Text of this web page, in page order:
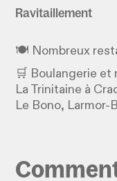
Ravitaillement
🍽️ Nombreux
🛒 Boulangerie et
La Trinitaine à
Le Bono, Larmor-